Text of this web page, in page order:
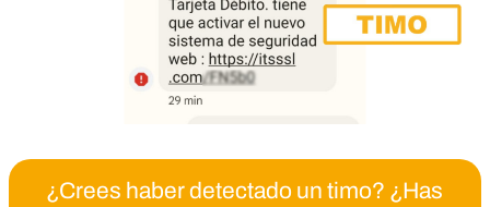
¿Crees haber detectado un timo? ¿Has